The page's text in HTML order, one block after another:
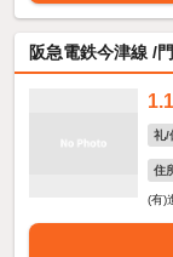
阪急電鉄今津線 /
1.1
礼/
住
(有)